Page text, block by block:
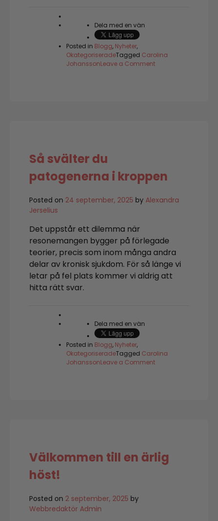
Dela med en vän
Posted in Blogg, Nyheter,
OkategoriseradeTagged Carolina
JohanssonLeave a Commenton
Så svälter du
patogenerna i kroppen
Posted on 24 september, 2025 by Alexandra
Jerselius
Det uppstår ett dilemma när
resonemangen bygger på förlegade
teorier, precis som inom många andra
delar av kronisk sjukdom. För så länge vi
letar på fel plats kommer vi aldrig att
hitta rätt svar.
Dela med en vän
Posted in Blogg, Nyheter,
OkategoriseradeTagged Carolina
JohanssonLeave a Commenton
Välkommen till en ärlig
höst!
Posted on 2 september, 2025 by
Webbredaktör Admin